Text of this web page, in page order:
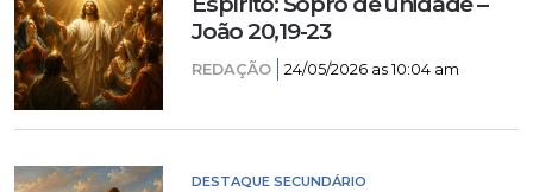
João 20,19-23
REDAÇÃO 24/05/2026 as 10:04 am
DESTAQUE SECUNDÁRIO